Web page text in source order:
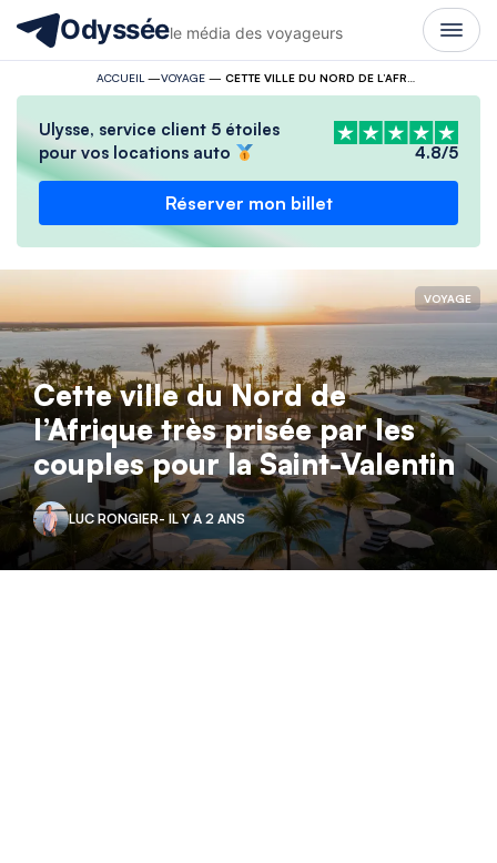
Odysséele média des voyageurs
ACCUEIL —VOYAGE—
Ulysse, service client 5 étoiles
pour vos locations auto
4.8/5
Réserver mon billet
VOYAGE
Cette ville du Nord de
l’Afrique très prisée par les
couples pour la Saint-Valentin
LUC RONGIER- IL Y A 2 ANS